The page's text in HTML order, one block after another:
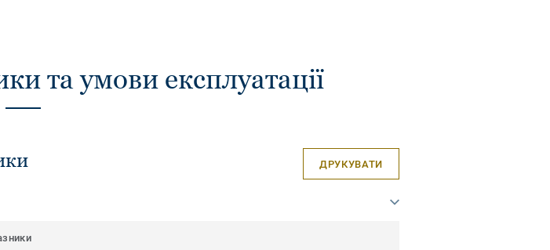
та умови експлуатації
ДРУКУВАТИ